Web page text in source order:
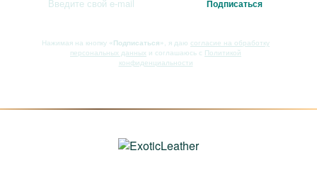
Нажимая на кнопку «Подписаться» , я даю согласие на обработку
персональных данных и соглашаюсь с Политикой
конфиденциальности